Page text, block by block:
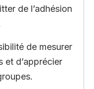
de l’adhésion
de mesurer
et d’apprécier